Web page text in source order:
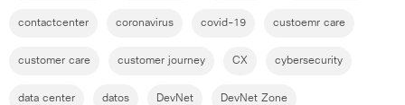
contactcenter coronavirus covid-19 custoemr care
customer care customer journey CX cybersecurity
data center datos DevNet DevNet Zone